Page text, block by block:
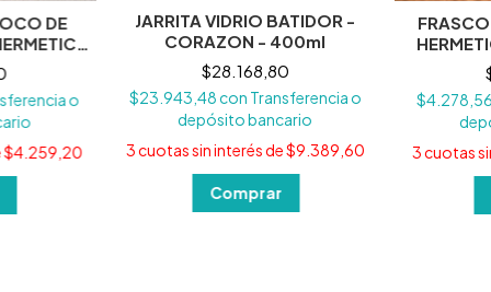
DE
o
$4.259,20
JARRITA VIDRIO BATIDOR -
CORAZON - 400ml
$28.168,80
$23.943,48con Transferencia o
depósito bancario
3cuotas sin interés de$9.389,60
3cuotas